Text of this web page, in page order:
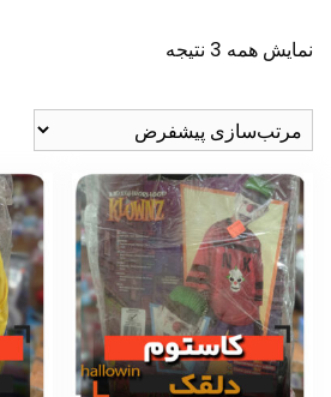
نمایش همه 3 نتیجه